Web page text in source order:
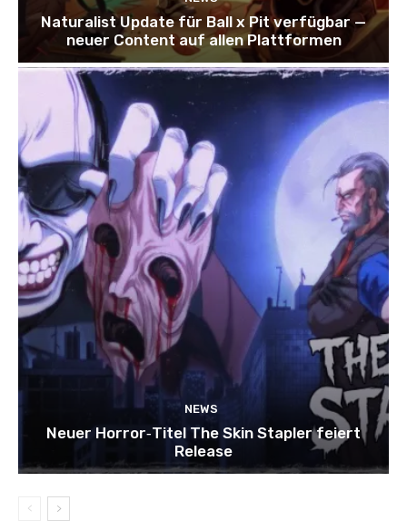
Naturalist Update für Ball x Pit verfügbar —
neuer Content auf allen Plattformen
NEWS
Neuer Horror‑Titel The Skin Stapler feiert
Release